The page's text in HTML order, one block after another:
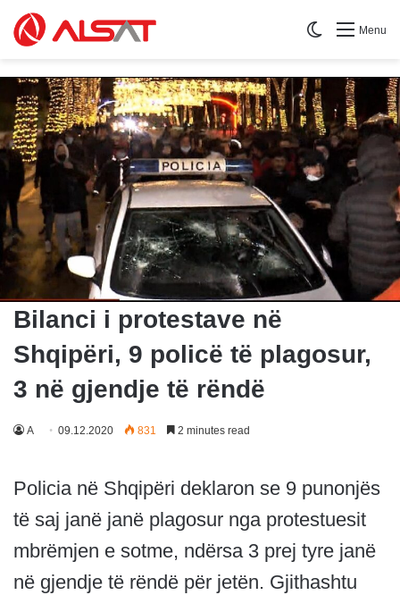
Menu
Switch skin
Bilanci i protestave në
Shqipëri, 9 policë të plagosur,
3 në gjendje të rëndë
A 09.12.2020 831 2 minutes read
Policia në Shqipëri deklaron se 9 punonjës
të saj janë janë plagosur nga protestuesit
mbrëmjen e sotme, ndërsa 3 prej tyre janë
në gjendje të rëndë për jetën. Gjithashtu